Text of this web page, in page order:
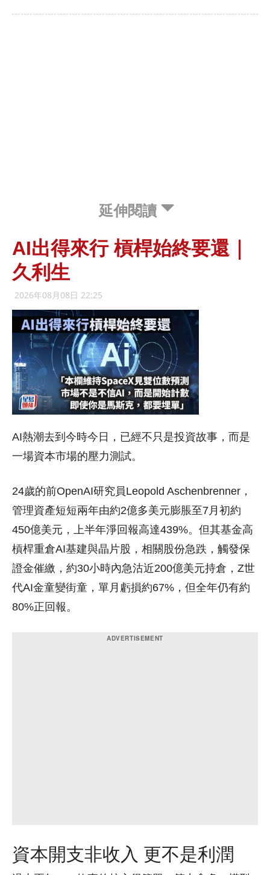
延伸閱讀
AI出得來行 槓桿始終要還｜
久利生
2026年08月08日 22:25
AI熱潮去到今時今日，已經不只是投資故事，而是
一場資本市場的壓力測試。
24歲的前OpenAI研究員Leopold Aschenbrenner，
管理資產短短兩年由約2億多美元膨脹至7月初約
450億美元，上半年淨回報高達439%。但其基金高
槓桿重倉AI基建與晶片股，相關股份急跌，觸發保
證金催繳，約30小時內急沽近200億美元持倉，Z世
代AI金童變街童，單月虧損約67%，但全年仍有約
80%正回報。
資本開支非收入 更不是利潤